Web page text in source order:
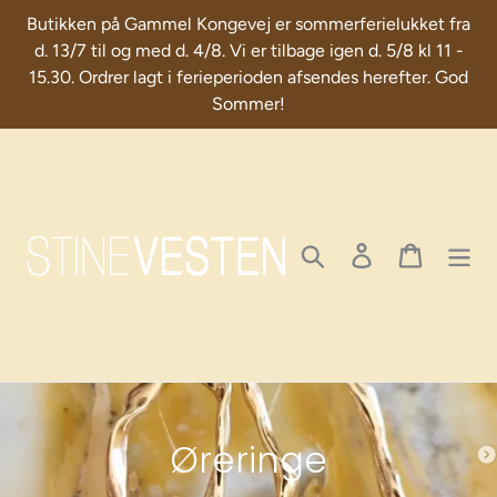
Skip
content
Butikken på Gammel Kongevej er sommerferielukket fra
d. 13/7 til og med d. 4/8. Vi er tilbage igen d. 5/8 kl 11 -
15.30. Ordrer lagt i ferieperioden afsendes herefter. God
Sommer!
Search Log in Cart
C
Øreringe